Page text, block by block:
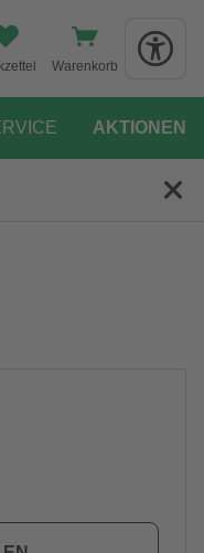
Warenkorb
AKTIONEN